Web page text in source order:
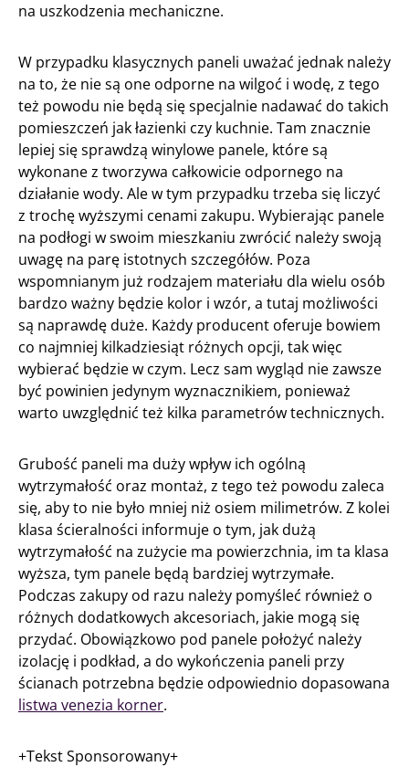
na uszkodzenia mechaniczne.
W przypadku klasycznych paneli uważać jednak należy
na to, że nie są one odporne na wilgoć i wodę, z tego
też powodu nie będą się specjalnie nadawać do takich
pomieszczeń jak łazienki czy kuchnie. Tam znacznie
lepiej się sprawdzą winylowe panele, które są
wykonane z tworzywa całkowicie odpornego na
działanie wody. Ale w tym przypadku trzeba się liczyć
z trochę wyższymi cenami zakupu. Wybierając panele
na podłogi w swoim mieszkaniu zwrócić należy swoją
uwagę na parę istotnych szczegółów. Poza
wspomnianym już rodzajem materiału dla wielu osób
bardzo ważny będzie kolor i wzór, a tutaj możliwości
są naprawdę duże. Każdy producent oferuje bowiem
co najmniej kilkadziesiąt różnych opcji, tak więc
wybierać będzie w czym. Lecz sam wygląd nie zawsze
być powinien jedynym wyznacznikiem, ponieważ
warto uwzględnić też kilka parametrów technicznych.
Grubość paneli ma duży wpływ ich ogólną
wytrzymałość oraz montaż, z tego też powodu zaleca
się, aby to nie było mniej niż osiem milimetrów. Z kolei
klasa ścieralności informuje o tym, jak dużą
wytrzymałość na zużycie ma powierzchnia, im ta klasa
wyższa, tym panele będą bardziej wytrzymałe.
Podczas zakupy od razu należy pomyśleć również o
różnych dodatkowych akcesoriach, jakie mogą się
przydać. Obowiązkowo pod panele położyć należy
izolację i podkład, a do wykończenia paneli przy
ścianach potrzebna będzie odpowiednio dopasowana
listwa venezia korner.
+Tekst Sponsorowany+